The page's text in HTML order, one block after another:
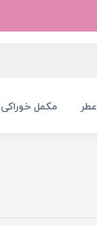
عطر مکمل خوراکی